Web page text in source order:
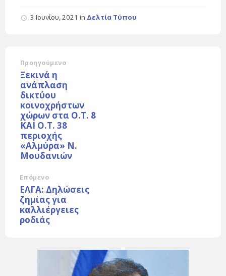
3 Ιουνίου, 2021 in Δελτία Τύπου
Προηγούμενο
Ξεκινά η
ανάπλαση
δικτύου
κοινοχρήστων
χώρων στα Ο.Τ. 8
ΚΑΙ Ο.Τ. 38
περιοχής
«Αλμύρα» Ν.
Μουδανιών
Επόμενο
ΕΛΓΑ: Δηλώσεις
ζημίας για
καλλιέργειες
ροδιάς